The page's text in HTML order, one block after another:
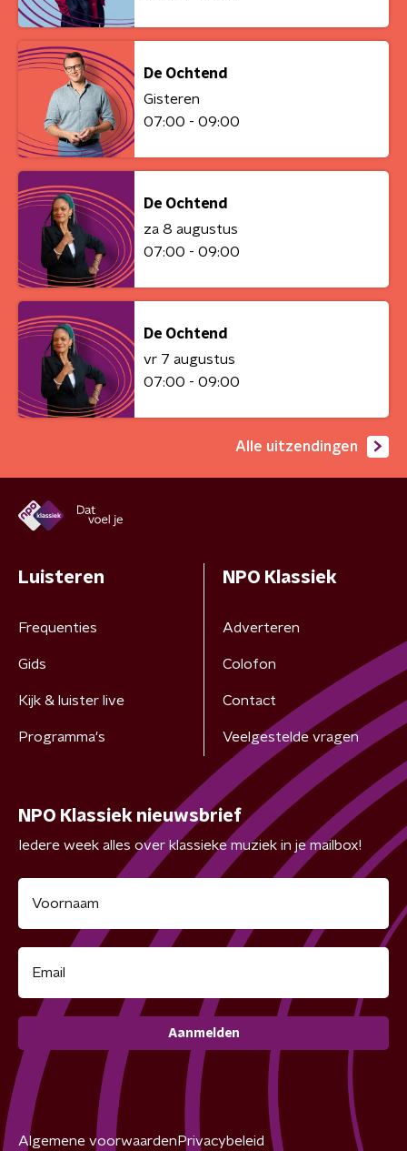
De Ochtend
Gisteren
07:00 - 09:00
De Ochtend
za 8 augustus
07:00 - 09:00
De Ochtend
vr 7 augustus
07:00 - 09:00
Alle uitzendingen
Luisteren
Frequenties
Gids
Kijk & luister live
Programma's
NPO Klassiek
Adverteren
Colofon
Contact
Veelgestelde vragen
NPO Klassiek nieuwsbrief
Iedere week alles over klassieke muziek in je mailbox!
Aanmelden
Algemene voorwaarden Privacybeleid